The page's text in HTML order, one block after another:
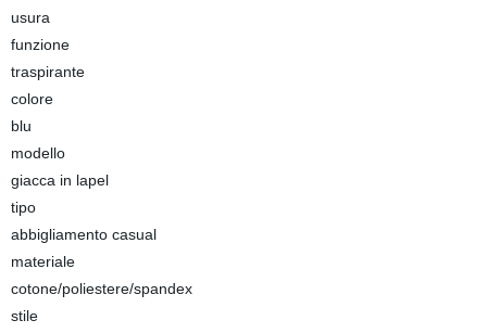
usura
funzione
traspirante
colore
blu
modello
giacca in lapel
tipo
abbigliamento casual
materiale
cotone/poliestere/spandex
stile